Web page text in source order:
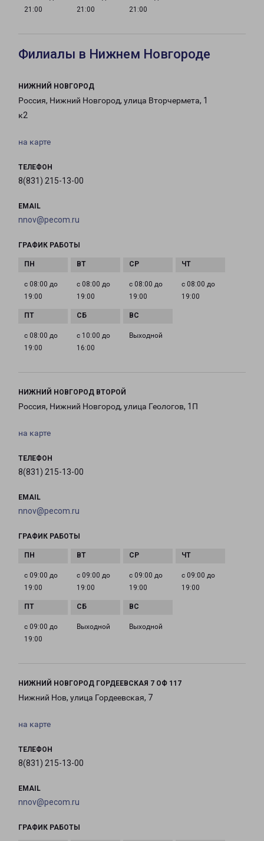
21:00
21:00
21:00
Филиалы в Нижнем Новгороде
НИЖНИЙ НОВГОРОД
Россия, Нижний Новгород, улица Вторчермета, 1
к2
на карте
ТЕЛЕФОН
8(831) 215-13-00
EMAIL
nnov@pecom.ru
ГРАФИК РАБОТЫ
с 08:00 до
19:00
с 08:00 до
19:00
с 08:00 до
19:00
с 08:00 до
19:00
с 08:00 до
19:00
с 10:00 до
16:00
Выходной
НИЖНИЙ НОВГОРОД ВТОРОЙ
Россия, Нижний Новгород, улица Геологов, 1П
на карте
ТЕЛЕФОН
8(831) 215-13-00
EMAIL
nnov@pecom.ru
ГРАФИК РАБОТЫ
с 09:00 до
19:00
с 09:00 до
19:00
с 09:00 до
19:00
с 09:00 до
19:00
с 09:00 до
19:00
Выходной Выходной
НИЖНИЙ НОВГОРОД ГОРДЕЕВСКАЯ 7 ОФ 117
Нижний Нов, улица Гордеевская, 7
на карте
ТЕЛЕФОН
8(831) 215-13-00
EMAIL
nnov@pecom.ru
ГРАФИК РАБОТЫ